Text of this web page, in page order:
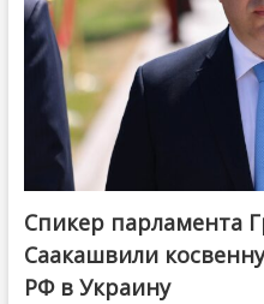
Спикер парламента
Саакашвили
РФ в Украину